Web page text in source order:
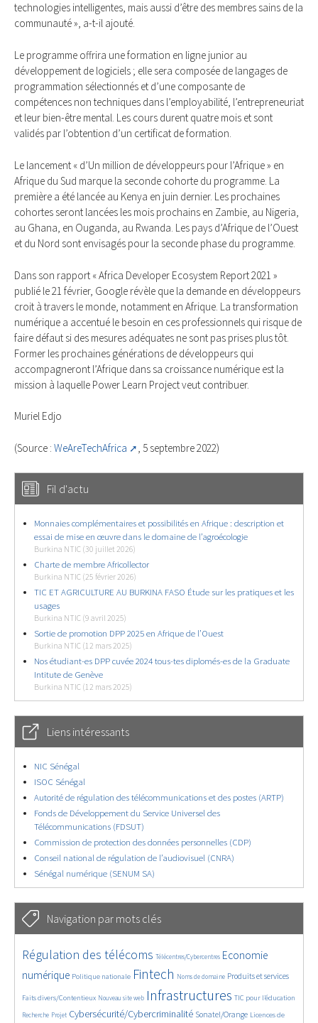
technologies intelligentes, mais aussi d’être des membres sains de la
communauté », a-t-il ajouté.
Le programme offrira une formation en ligne junior au
développement de logiciels ; elle sera composée de langages de
programmation sélectionnés et d’une composante de
compétences non techniques dans l’employabilité, l’entrepreneuriat
et leur bien-être mental. Les cours durent quatre mois et sont
validés par l’obtention d’un certificat de formation.
Le lancement « d’Un million de développeurs pour l’Afrique » en
Afrique du Sud marque la seconde cohorte du programme. La
première a été lancée au Kenya en juin dernier. Les prochaines
cohortes seront lancées les mois prochains en Zambie, au Nigeria,
au Ghana, en Ouganda, au Rwanda. Les pays d’Afrique de l’Ouest
et du Nord sont envisagés pour la seconde phase du programme.
Dans son rapport « Africa Developer Ecosystem Report 2021 »
publié le 21 février, Google révèle que la demande en développeurs
croit à travers le monde, notamment en Afrique. La transformation
numérique a accentué le besoin en ces professionnels qui risque de
faire défaut si des mesures adéquates ne sont pas prises plus tôt.
Former les prochaines générations de développeurs qui
accompagneront l’Afrique dans sa croissance numérique est la
mission à laquelle Power Learn Project veut contribuer.
Muriel Edjo
(Source : WeAreTechAfrica , 5 septembre 2022)
Fil d'actu
Monnaies complémentaires et possibilités en Afrique : description et
essai de mise en œuvre dans le domaine de l’agroécologie
Burkina NTIC (30 juillet 2026)
Charte de membre Africollector
Burkina NTIC (25 février 2026)
TIC ET AGRICULTURE AU BURKINA FASO Étude sur les pratiques et les
usages
Burkina NTIC (9 avril 2025)
Sortie de promotion DPP 2025 en Afrique de l’Ouest
Burkina NTIC (12 mars 2025)
Nos étudiant-es DPP cuvée 2024 tous-tes diplomés-es de la Graduate
Intitute de Genève
Burkina NTIC (12 mars 2025)
Liens intéressants
NIC Sénégal
ISOC Sénégal
Autorité de régulation des télécommunications et des postes (ARTP)
Fonds de Développement du Service Universel des
Télécommunications (FDSUT)
Commission de protection des données personnelles (CDP)
Conseil national de régulation de l’audiovisuel (CNRA)
Sénégal numérique (SENUM SA)
Navigation par mots clés
4695/5654
Régulation des télécoms
346/5654 Télécentres/Cybercentres
3761/5654
Economie
numérique
1860/5654 Politique nationale
5257/5654 Fintech
690/5654 Noms de domaine
2454/5654 Produits et services
1576/5654
Faits divers/Contentieux Nouveau site web Infrastructures TIC pour l’éducation
Recherche
244/5654Projet
3537/5654 Cybersécurité/Cybercriminalité
2275/5654 Sonatel/Orange
1620/5654
Licences de